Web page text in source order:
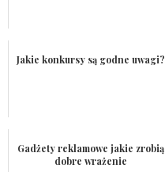
Jakie konkursy są godne uwagi?
Gadżety reklamowe jakie zrobią
dobre wrażenie